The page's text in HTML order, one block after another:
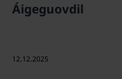
Áigeguovdil
12.12.2025